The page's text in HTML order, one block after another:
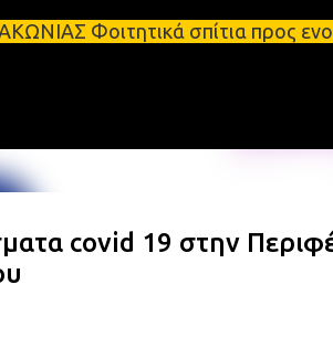
Μετάβαση στο κύριο
σπίτια προς ενοικίαση
covid 19 στην